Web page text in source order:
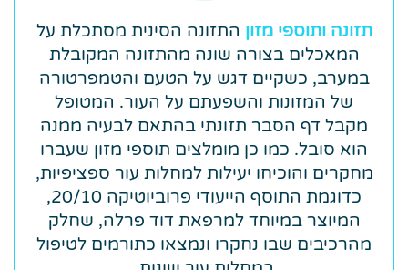
תזונה ותוספי מזון התזונה הסינית מסתכלת על
המאכלים בצורה שונה מהתזונה המקובלת
במערב, כשקיים דגש על הטעם והטמפרטורה
של המזונות והשפעתם על העור. המטופל
מקבל דף הסבר תזונתי בהתאם לבעיה ממנה
הוא סובל. כמו כן מומלצים תוספי מזון שעברו
מחקרים והוכיחו יעילות למחלות עור ספציפיות,
כדוגמת התוסף הייעודי פרוביוטיקה 20/10,
המיוצר במיוחד למרפאת דוד פרלה, שחלק
מהרכיבים שבו נחקרו ונמצאו כתורמים לטיפול